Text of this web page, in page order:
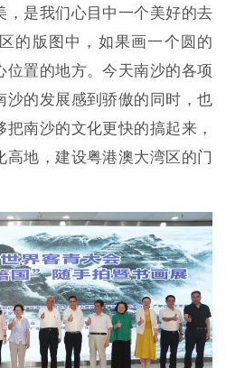
是我们心目中一个美好的去
的版图中，如果画一个圆的
置的地方。今天南沙的各项
的发展感到骄傲的同时，也
南沙的文化更快的搞起来，
地，建设粤港澳大湾区的门